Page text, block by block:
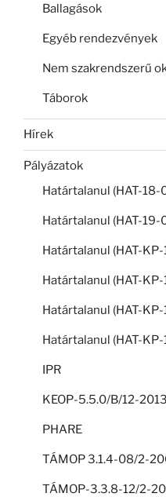
Ballagások
Egyéb rendezvények
Nem szakrendszerű
Táborok
Hírek
Pályázatok
Határtalanul (HAT-18-
Határtalanul (HAT-19-
Határtalanul (HAT-
Határtalanul (HAT-
Határtalanul (HAT-
Határtalanul (HAT-
IPR
KEOP-5.5.0/B/12-
PHARE
TÁMOP 3.1.4-08/2-
TÁMOP-3.3.8-12/2-